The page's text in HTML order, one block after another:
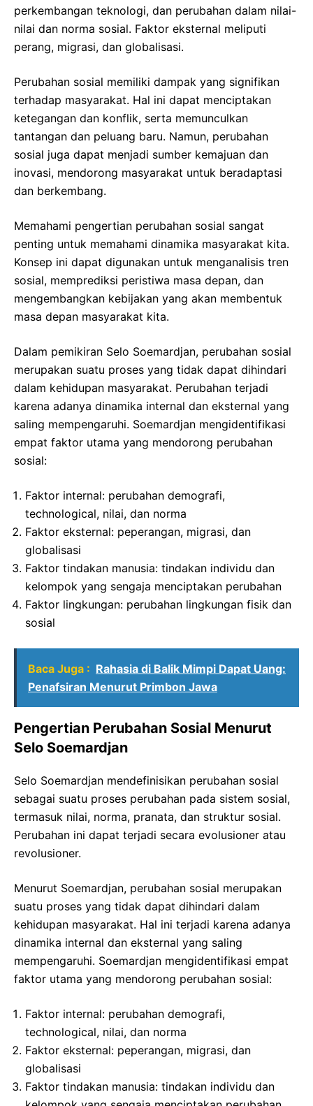
perkembangan teknologi, dan perubahan dalam nilai-
nilai dan norma sosial. Faktor eksternal meliputi
perang, migrasi, dan globalisasi.
Perubahan sosial memiliki dampak yang signifikan
terhadap masyarakat. Hal ini dapat menciptakan
ketegangan dan konflik, serta memunculkan
tantangan dan peluang baru. Namun, perubahan
sosial juga dapat menjadi sumber kemajuan dan
inovasi, mendorong masyarakat untuk beradaptasi
dan berkembang.
Memahami pengertian perubahan sosial sangat
penting untuk memahami dinamika masyarakat kita.
Konsep ini dapat digunakan untuk menganalisis tren
sosial, memprediksi peristiwa masa depan, dan
mengembangkan kebijakan yang akan membentuk
masa depan masyarakat kita.
Dalam pemikiran Selo Soemardjan, perubahan sosial
merupakan suatu proses yang tidak dapat dihindari
dalam kehidupan masyarakat. Perubahan terjadi
karena adanya dinamika internal dan eksternal yang
saling mempengaruhi. Soemardjan mengidentifikasi
empat faktor utama yang mendorong perubahan
sosial:
Faktor internal: perubahan demografi,
technological, nilai, dan norma
Faktor eksternal: peperangan, migrasi, dan
globalisasi
Faktor tindakan manusia: tindakan individu dan
kelompok yang sengaja menciptakan perubahan
Faktor lingkungan: perubahan lingkungan fisik dan
sosial
Baca Juga : Rahasia di Balik Mimpi Dapat Uang:
Penafsiran Menurut Primbon Jawa
Pengertian Perubahan Sosial Menurut
Selo Soemardjan
Selo Soemardjan mendefinisikan perubahan sosial
sebagai suatu proses perubahan pada sistem sosial,
termasuk nilai, norma, pranata, dan struktur sosial.
Perubahan ini dapat terjadi secara evolusioner atau
revolusioner.
Menurut Soemardjan, perubahan sosial merupakan
suatu proses yang tidak dapat dihindari dalam
kehidupan masyarakat. Hal ini terjadi karena adanya
dinamika internal dan eksternal yang saling
mempengaruhi. Soemardjan mengidentifikasi empat
faktor utama yang mendorong perubahan sosial:
Faktor internal: perubahan demografi,
technological, nilai, dan norma
Faktor eksternal: peperangan, migrasi, dan
globalisasi
Faktor tindakan manusia: tindakan individu dan